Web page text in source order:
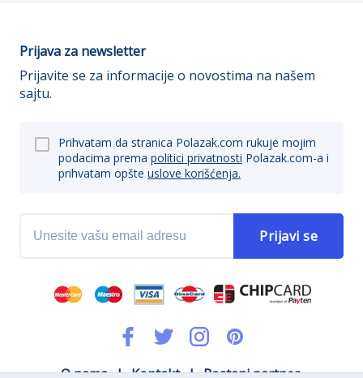
Prijava za newsletter
Prijavite se za informacije o novostima na našem
sajtu.
Prihvatam da stranica Polazak.com rukuje mojim
podacima prema politici privatnosti Polazak.com-a i
prihvatam opšte uslove korišćenja.
Prijavi se
O nama | Kontakt | Postani partner